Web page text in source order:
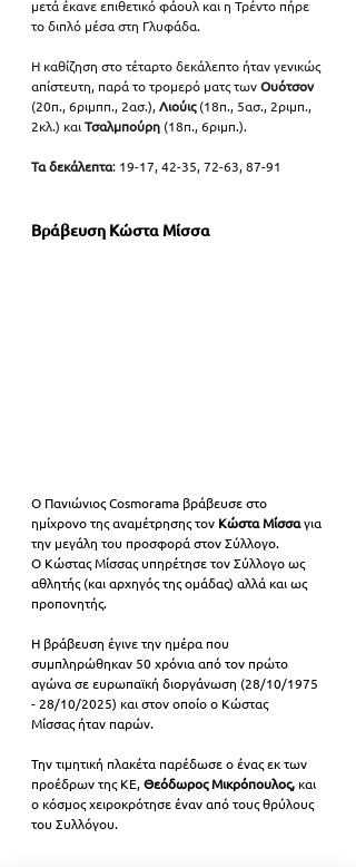
μετά έκανε επιθετικό φάουλ και η Τρέντο πήρε
το διπλό μέσα στη Γλυφάδα.
Η καθίζηση στο τέταρτο δεκάλεπτο ήταν γενικώς
απίστευτη, παρά το τρομερό ματς των Ουότσον
(20π., 6ριμππ., 2ασ.), Λιούις (18π., 5ασ., 2ριμπ.,
2κλ.) και Τσαλμπούρη (18π., 6ριμπ.).
Τα δεκάλεπτα: 19-17, 42-35, 72-63, 87-91
Βράβευση Κώστα Μίσσα
Ο Πανιώνιος Cosmorama βράβευσε στο
ημίχρονο της αναμέτρησης τον Κώστα Μίσσα για
την μεγάλη του προσφορά στον Σύλλογο.
Ο Κώστας Μίσσας υπηρέτησε τον Σύλλογο ως
αθλητής (και αρχηγός της ομάδας) αλλά και ως
προπονητής.
Η βράβευση έγινε την ημέρα που
συμπληρώθηκαν 50 χρόνια από τον πρώτο
αγώνα σε ευρωπαϊκή διοργάνωση (28/10/1975
- 28/10/2025) και στον οποίο ο Κώστας
Μίσσας ήταν παρών.
Την τιμητική πλακέτα παρέδωσε ο ένας εκ των
προέδρων της ΚΕ, Θεόδωρος Μικρόπουλος, και
ο κόσμος χειροκρότησε έναν από τους θρύλους
του Συλλόγου.